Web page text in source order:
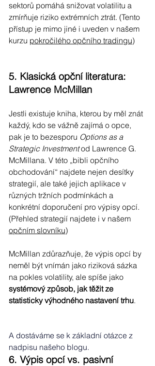
sektorů pomáhá snižovat volatilitu a
zmírňuje riziko extrémních ztrát. (Tento
přístup je mimo jiné i uveden v našem
kurzu pokročilého opčního tradingu)
5. Klasická opční literatura:
Lawrence McMillan
Jestli existuje kniha, kterou by měl znát
každý, kdo se vážně zajímá o opce,
pak je to bezesporu Options as a
Strategic Investment od Lawrence G.
McMillana. V této „bibli opčního
obchodování“ najdete nejen desítky
strategií, ale také jejich aplikace v
různých tržních podmínkách a
konkrétní doporučení pro výpisy opcí.
(Přehled strategií najdete i v našem
opčním slovníku)
McMillan zdůrazňuje, že výpis opcí by
neměl být vnímán jako riziková sázka
na pokles volatility, ale spíše jako
systémový způsob, jak těžit ze
statisticky výhodného nastavení trhu.
A dostáváme se k základní otázce z
nadpisu našeho blogu.
6. Výpis opcí vs. pasivní